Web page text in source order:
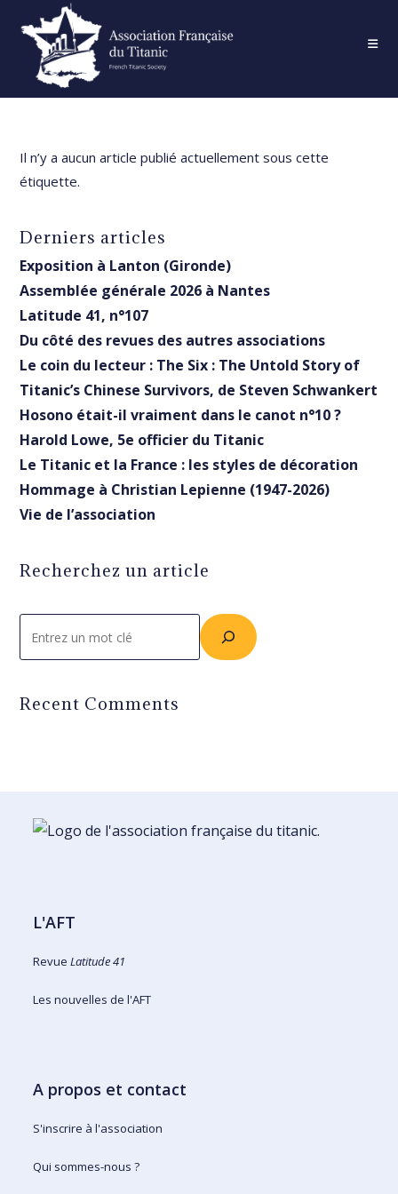
content
Il n’y a aucun article publié actuellement sous cette
étiquette.
Derniers articles
Exposition à Lanton (Gironde)
Assemblée générale 2026 à Nantes
Latitude 41, n°107
Du côté des revues des autres associations
Le coin du lecteur : The Six : The Untold Story of
Titanic’s Chinese Survivors, de Steven Schwankert
Hosono était-il vraiment dans le canot n°10 ?
Harold Lowe, 5e officier du Titanic
Le Titanic et la France : les styles de décoration
Hommage à Christian Lepienne (1947-2026)
Vie de l’association
Recherchez un article
Recent Comments
L'AFT
RevueLatitude 41
Les nouvelles de l'AFT
A propos et contact
S'inscrire à l'association
Qui sommes-nous ?